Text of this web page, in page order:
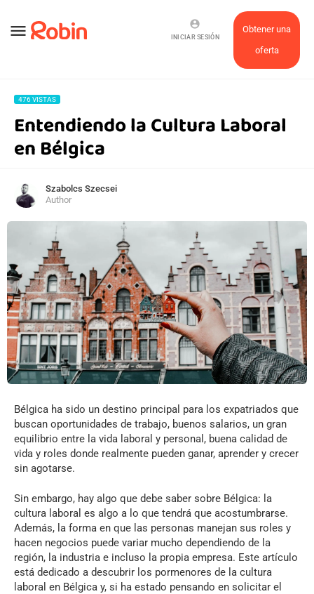
menu
Obtener una
oferta
account_circle
INICIAR SESIÓN
476 VISTAS
Entendiendo la Cultura Laboral
en Bélgica
Szabolcs Szecsei
Author
Bélgica ha sido un destino principal para los expatriados que
buscan oportunidades de trabajo, buenos salarios, un gran
equilibrio entre la vida laboral y personal, buena calidad de
vida y roles donde realmente pueden ganar, aprender y crecer
sin agotarse.
Sin embargo, hay algo que debe saber sobre Bélgica: la
cultura laboral es algo a lo que tendrá que acostumbrarse.
Además, la forma en que las personas manejan sus roles y
hacen negocios puede variar mucho dependiendo de la
región, la industria e incluso la propia empresa. Este artículo
está dedicado a descubrir los pormenores de la cultura
laboral en Bélgica y, si ha estado pensando en solicitar el